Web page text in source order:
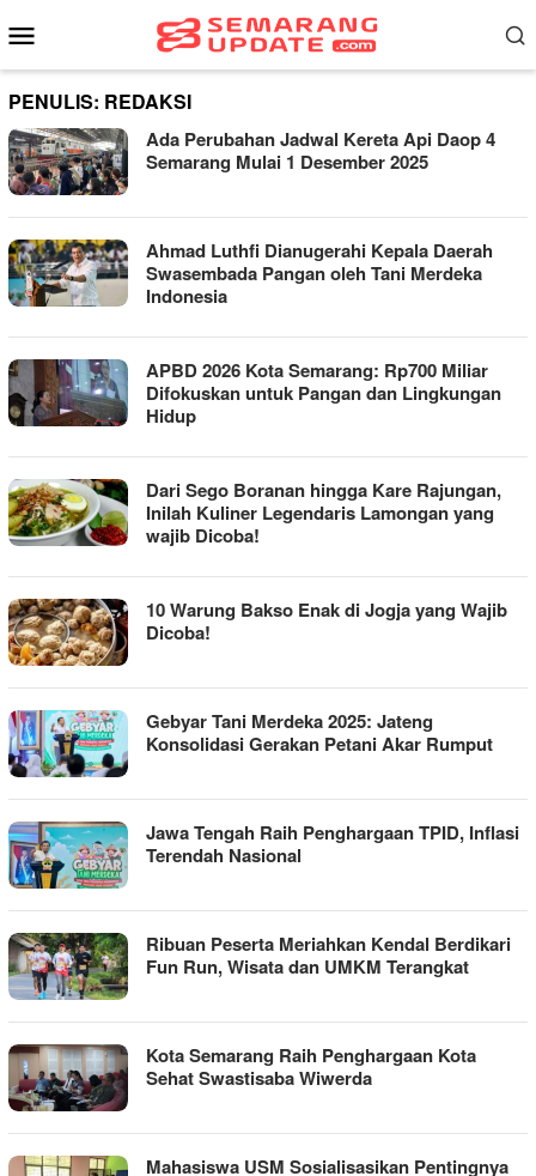
ke
Mobile
PENULIS: REDAKSI
Ada Perubahan Jadwal Kereta Api Daop 4
Semarang Mulai 1 Desember 2025
Ahmad Luthfi Dianugerahi Kepala Daerah
Swasembada Pangan oleh Tani Merdeka
Indonesia
APBD 2026 Kota Semarang: Rp700 Miliar
Difokuskan untuk Pangan dan Lingkungan
Hidup
Dari Sego Boranan hingga Kare Rajungan,
Inilah Kuliner Legendaris Lamongan yang
wajib Dicoba!
10 Warung Bakso Enak di Jogja yang Wajib
Dicoba!
Gebyar Tani Merdeka 2025: Jateng
Konsolidasi Gerakan Petani Akar Rumput
Jawa Tengah Raih Penghargaan TPID, Inflasi
Terendah Nasional
Ribuan Peserta Meriahkan Kendal Berdikari
Fun Run, Wisata dan UMKM Terangkat
Kota Semarang Raih Penghargaan Kota
Sehat Swastisaba Wiwerda
Mahasiswa USM Sosialisasikan Pentingnya